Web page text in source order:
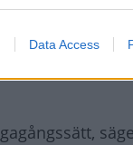
Data Access
Även den
var